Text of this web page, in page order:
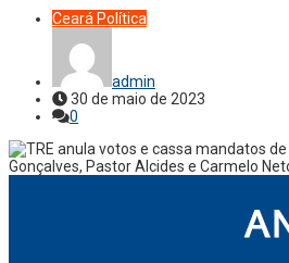
Ceará Política
admin
30 de maio de 2023
0